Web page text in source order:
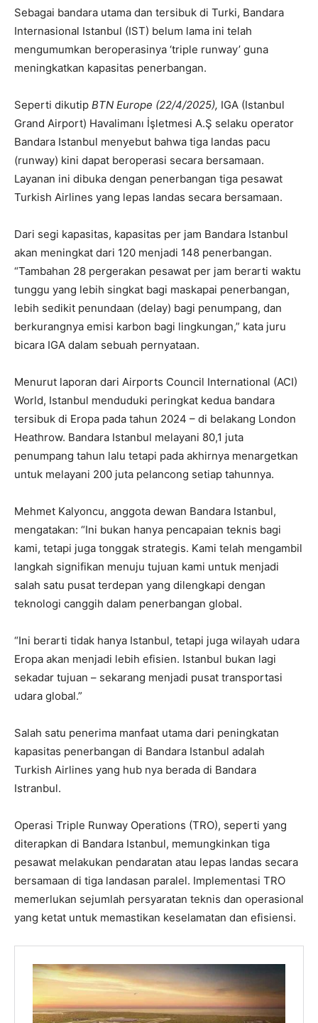
Sebagai bandara utama dan tersibuk di Turki, Bandara
Internasional Istanbul (IST) belum lama ini telah
mengumumkan beroperasinya ‘triple runway’ guna
meningkatkan kapasitas penerbangan.
Seperti dikutip BTN Europe (22/4/2025), IGA (Istanbul
Grand Airport) Havalimanı İşletmesi A.Ş selaku operator
Bandara Istanbul menyebut bahwa tiga landas pacu
(runway) kini dapat beroperasi secara bersamaan.
Layanan ini dibuka dengan penerbangan tiga pesawat
Turkish Airlines yang lepas landas secara bersamaan.
Dari segi kapasitas, kapasitas per jam Bandara Istanbul
akan meningkat dari 120 menjadi 148 penerbangan.
“Tambahan 28 pergerakan pesawat per jam berarti waktu
tunggu yang lebih singkat bagi maskapai penerbangan,
lebih sedikit penundaan (delay) bagi penumpang, dan
berkurangnya emisi karbon bagi lingkungan,” kata juru
bicara IGA dalam sebuah pernyataan.
Menurut laporan dari Airports Council International (ACI)
World, Istanbul menduduki peringkat kedua bandara
tersibuk di Eropa pada tahun 2024 – di belakang London
Heathrow. Bandara Istanbul melayani 80,1 juta
penumpang tahun lalu tetapi pada akhirnya menargetkan
untuk melayani 200 juta pelancong setiap tahunnya.
Mehmet Kalyoncu, anggota dewan Bandara Istanbul,
mengatakan: “Ini bukan hanya pencapaian teknis bagi
kami, tetapi juga tonggak strategis. Kami telah mengambil
langkah signifikan menuju tujuan kami untuk menjadi
salah satu pusat terdepan yang dilengkapi dengan
teknologi canggih dalam penerbangan global.
“Ini berarti tidak hanya Istanbul, tetapi juga wilayah udara
Eropa akan menjadi lebih efisien. Istanbul bukan lagi
sekadar tujuan – sekarang menjadi pusat transportasi
udara global.”
Salah satu penerima manfaat utama dari peningkatan
kapasitas penerbangan di Bandara Istanbul adalah
Turkish Airlines yang hub nya berada di Bandara
Istranbul.
Operasi Triple Runway Operations (TRO), seperti yang
diterapkan di Bandara Istanbul, memungkinkan tiga
pesawat melakukan pendaratan atau lepas landas secara
bersamaan di tiga landasan paralel. Implementasi TRO
memerlukan sejumlah persyaratan teknis dan operasional
yang ketat untuk memastikan keselamatan dan efisiensi.